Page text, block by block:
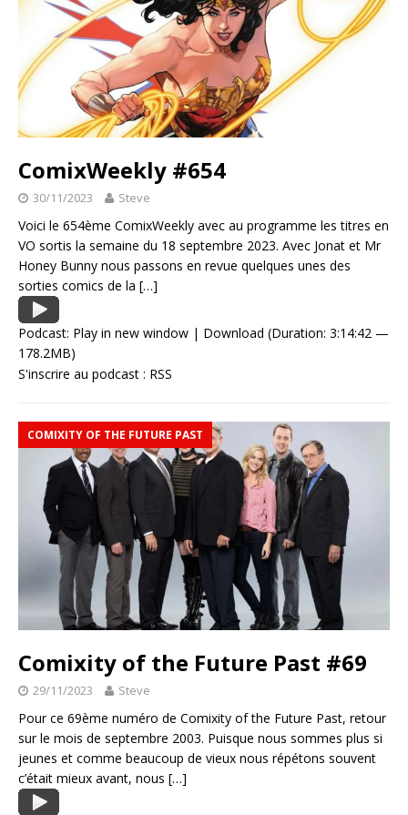
ComixWeekly #654
30/11/2023 Steve
Voici le 654ème ComixWeekly avec au programme les titres en
VO sortis la semaine du 18 septembre 2023. Avec Jonat et Mr
Honey Bunny nous passons en revue quelques unes des
sorties comics de la […]
Podcast: Play in new window | Download (Duration: 3:14:42 —
178.2MB)
S'inscrire au podcast : RSS
COMIXITY OF THE FUTURE PAST
Comixity of the Future Past #69
29/11/2023 Steve
Pour ce 69ème numéro de Comixity of the Future Past, retour
sur le mois de septembre 2003. Puisque nous sommes plus si
jeunes et comme beaucoup de vieux nous répétons souvent
c’était mieux avant, nous […]